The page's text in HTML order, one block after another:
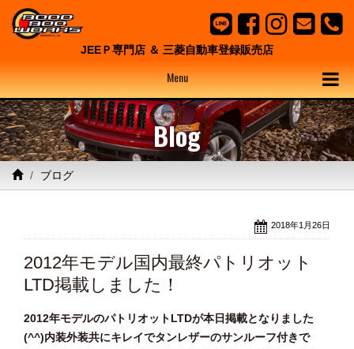
JEEＰ専門店 ＆ 三菱自動車登録販売店
Menu
Blog
ブログ
2018年1月26日
2012年モデル国内最終パトリオット
LTD掲載しました！
2012年モデルのパトリオットLTDが本日掲載となりました
(^^)内装外装共にキレイでタンレザーのサンルーフ付きで